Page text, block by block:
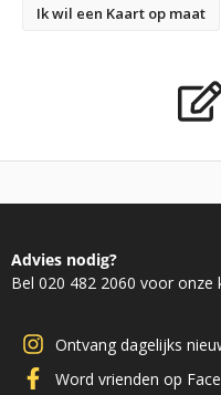
Ik wil een Kaart op maat
Advies nodig?
Bel 020 482 2060 voor onze
Ontvang dagelijks
Word vrienden op